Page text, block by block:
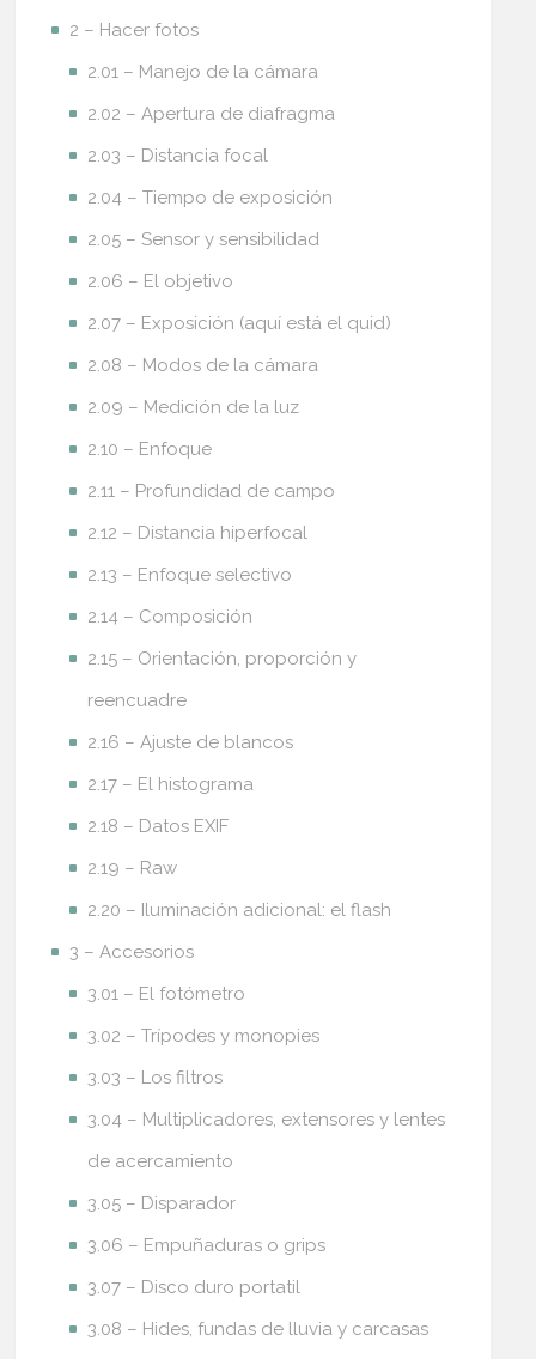
2 – Hacer fotos
2.01 – Manejo de la cámara
2.02 – Apertura de diafragma
2.03 – Distancia focal
2.04 – Tiempo de exposición
2.05 – Sensor y sensibilidad
2.06 – El objetivo
2.07 – Exposición (aquí está el quid)
2.08 – Modos de la cámara
2.09 – Medición de la luz
2.10 – Enfoque
2.11 – Profundidad de campo
2.12 – Distancia hiperfocal
2.13 – Enfoque selectivo
2.14 – Composición
2.15 – Orientación, proporción y
reencuadre
2.16 – Ajuste de blancos
2.17 – El histograma
2.18 – Datos EXIF
2.19 – Raw
2.20 – Iluminación adicional: el flash
3 – Accesorios
3.01 – El fotómetro
3.02 – Trípodes y monopies
3.03 – Los filtros
3.04 – Multiplicadores, extensores y lentes
de acercamiento
3.05 – Disparador
3.06 – Empuñaduras o grips
3.07 – Disco duro portatil
3.08 – Hides, fundas de lluvia y carcasas